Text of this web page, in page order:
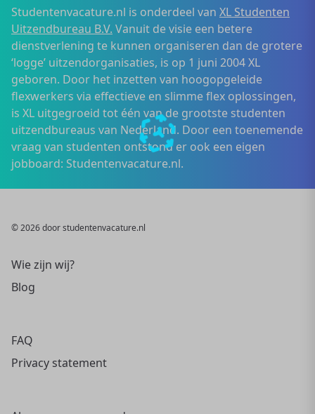
Studentenvacature.nl is onderdeel van XL Studenten
Uitzendbureau B.V. Vanuit de visie een betere
dienstverlening te kunnen organiseren dan de grotere
‘logge’ uitzendorganisaties, is op 1 juni 2004 XL
geboren. Door het inzetten van hoogopgeleide
flexwerkers via effectieve en slimme flex oplossingen,
is XL uitgegroeid tot één van de grootste studenten
uitzendbureaus van Nederland. Door een toenemende
vraag van studenten ontstond er ook een eigen
jobboard: Studentenvacature.nl.
© 2026 door studentenvacature.nl
Wie zijn wij?
Blog
FAQ
Privacy statement